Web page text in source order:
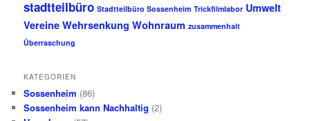
stadtteilbüro Stadtteilbüro Sossenheim Trickfilmlabor Umwelt
Vereine Wehrsenkung Wohnraum zusammenhalt
Überraschung
KATEGORIEN
Sossenheim (86)
Sossenheim kann Nachhaltig (2)